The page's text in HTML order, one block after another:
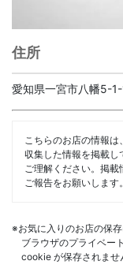
住所
愛知県一宮市八幡5-1-
こちらのお店の情報
収集した情報を掲載し
ご理解ください。掲
ご報告をお願いします。
※お気に入りのお店の保
ブラウザのプライベー
cookie が保存されませ